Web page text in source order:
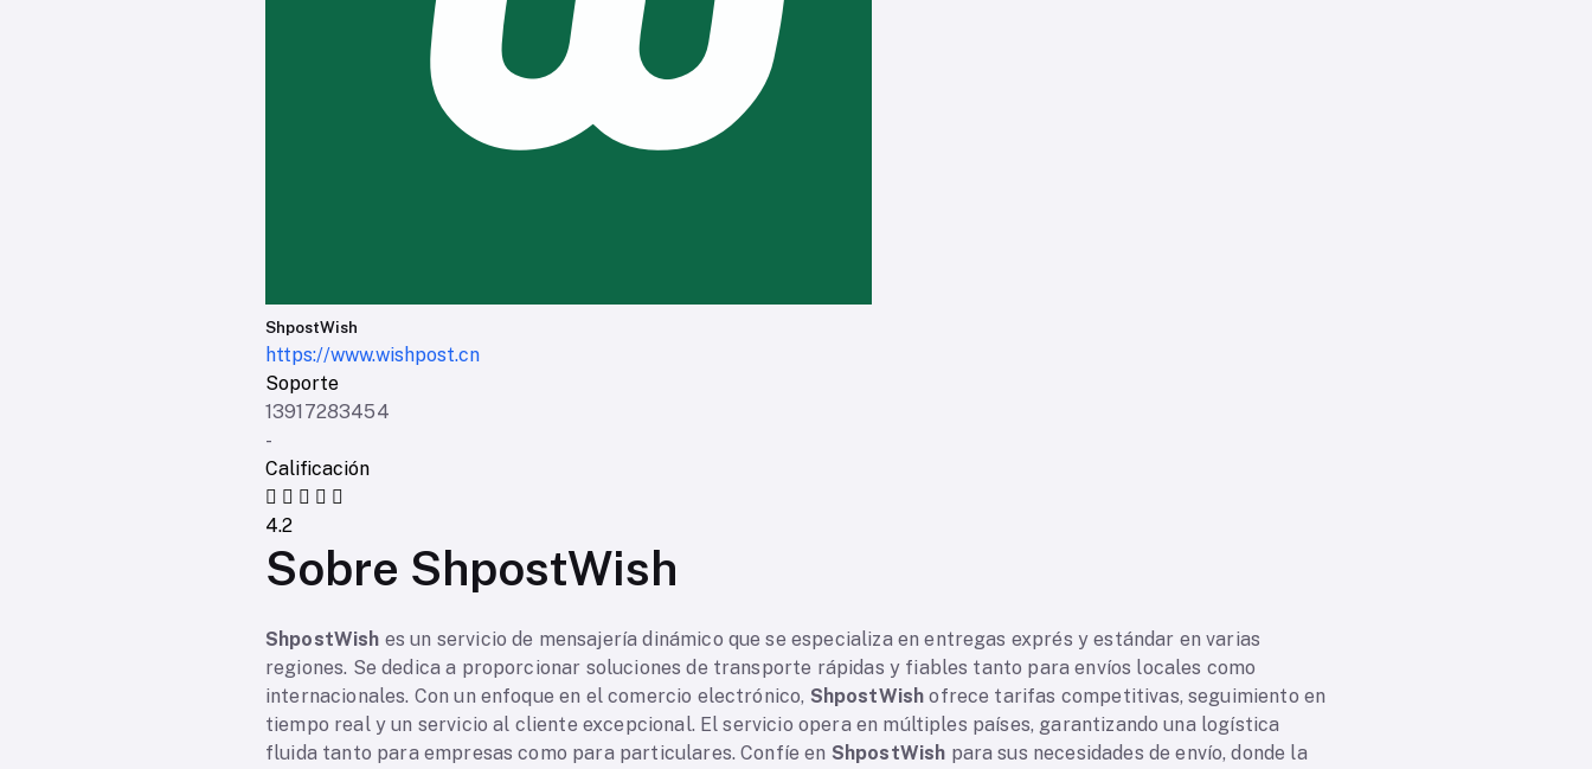
ShpostWish
https://www.wishpost.cn
Soporte
13917283454
-
Calificación
4.2
Sobre ShpostWish
ShpostWish es un servicio de mensajería dinámico que se especializa en entregas exprés y estándar en varias
regiones. Se dedica a proporcionar soluciones de transporte rápidas y fiables tanto para envíos locales como
internacionales. Con un enfoque en el comercio electrónico, ShpostWish ofrece tarifas competitivas, seguimiento en
tiempo real y un servicio al cliente excepcional. El servicio opera en múltiples países, garantizando una logística
fluida tanto para empresas como para particulares. Confíe en ShpostWish para sus necesidades de envío, donde la